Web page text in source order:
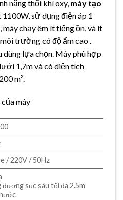
năng thổi khí oxy, máy tạo
sử dụng điện áp 1
máy chạy êm ít tiếng ồn, và ít
trường có độ ẩm cao .
lựa chọn. Máy phù hợp
1,7m và có diện tích
m².
máy
/ 220V / 50Hz
sục sâu tối đa 2.5m